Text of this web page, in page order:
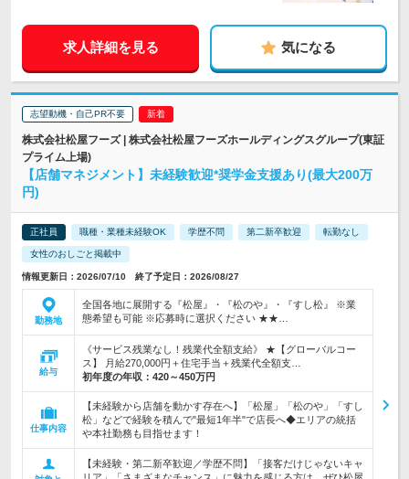
求人詳細を見る 気になる
志望動機・自己PR不要
株式会社松屋フーズ | 株式会社松屋フーズホールディングスグループ(東証
プライム上場)
【店舗マネジメント】未経験歓迎*奨学金支援あり(最大200万
円)
正社員 職種・業種未経験OK 学歴不問 第二新卒歓迎 転勤なし
女性のおしごと掲載中
情報更新日：2026/07/10 終了予定日：2026/08/27
勤務地
全国各地に展開する『松屋』・『松のや』・『すし松』 ※業
態希望も可能 ※応募時に選択ください ★★…
給与
《サービス残業なし！残業代全額支給》 ★【グローバルコー
ス】 月給270,000円＋住宅手当＋残業代全額支…
初年度の年収： 420～450万円
仕事内容
【未経験から店舗を動かす存在へ】「松屋」「松のや」「すし
松」などで経験を積んで"最短1年半"で店長へ◆エリアの統括
や本社勤務も目指せます！
【未経験・第二新卒歓迎／学歴不問】「接客だけじゃないキャ